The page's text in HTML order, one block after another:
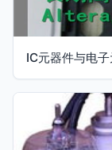
IC元器件与电